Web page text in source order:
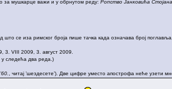
за мушкарце важи и у обрнутом реду: Ропство Јанковића
што се иза римског броја пише тачка када означава број
3. VIII 2009, 3. август 2009.
у следећа два реда.)
, читај ’шездесете’). Две цифре уместо апострофа неће